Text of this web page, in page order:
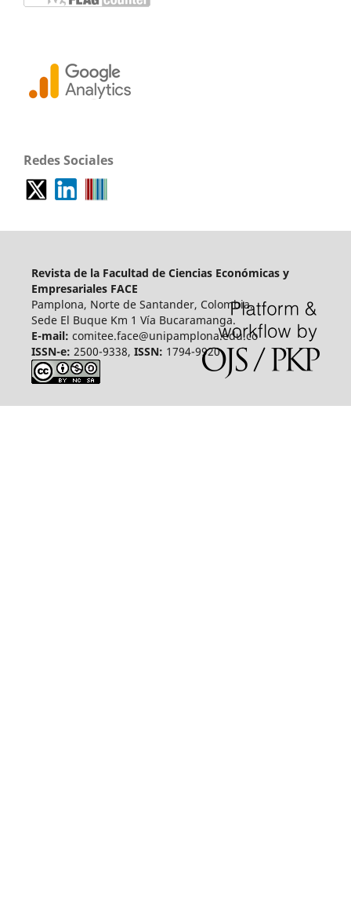
Redes Sociales
Revista de la Facultad de Ciencias Económicas y
Empresariales FACE
Pamplona, Norte de Santander, Colombia.
Sede El Buque Km 1 Vía Bucaramanga.
E-mail: comitee.face@unipamplona.edu.co
ISSN-e: 2500-9338, ISSN: 1794-9920